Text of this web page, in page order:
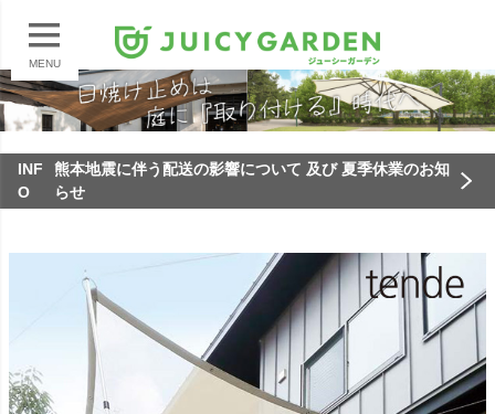
MENU
INF
O
熊本地震に伴う配送の影響について 及び 夏季休業のお知
らせ